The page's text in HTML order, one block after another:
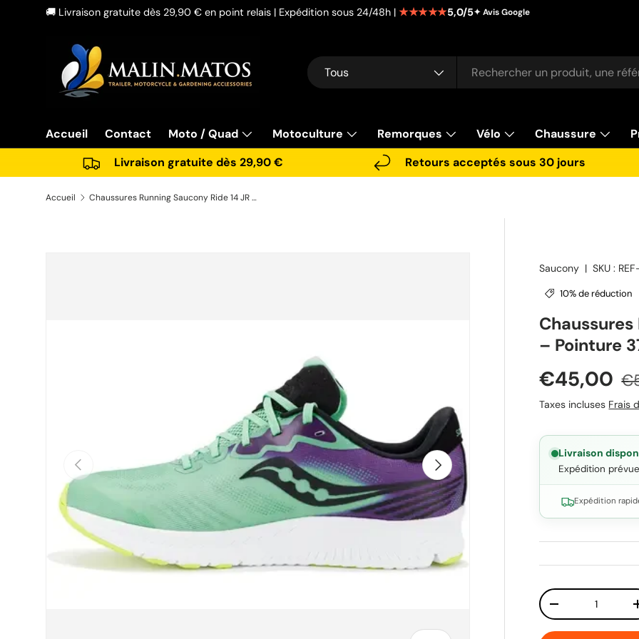
🚚 Livraison gratuite dès 29,90 € en point relais | Expédition sous 24/48h | ★★★★★5,0/5✦ Avis Google
Recherche
Type de produit
Tous
Accueil Contact Moto / Quad Motoculture Remorques Vélo Chaussure
Livraison gratuite dès 29,90 €
Retours acceptés sous 30 jours
Accueil Chaussures Running Saucony Ride 14 JR Fille – Pointure 37.5 – Coloris Mint –
Précédent Suivant
Saucony |SKU :
10% de réduction
Chaussures
– Pointure
Prix soldé
€45,00
Taxes incluses Frais
Livraison
Expédition
Expédition
Qté
Diminuer la